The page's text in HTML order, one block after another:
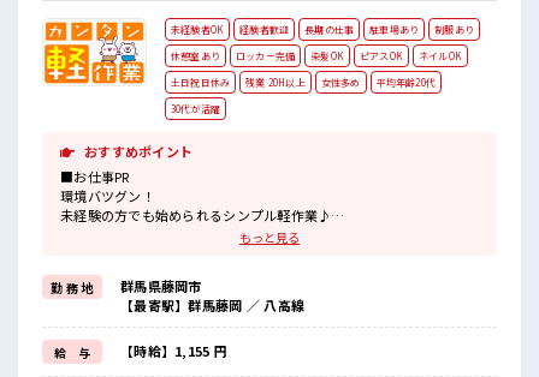
未経験者OK 経験者歓迎 長期の仕事 駐車場あり
制服あり
休憩室あり
ロッカー完備 染髪OK ピアスOK
ネイルOK
土日祝日休み
残業 20H以上 女性多め
平均年齢20代
30代が活躍
おすすめポイント
■お仕事PR
環境バツグン！
未経験の方でも始められるシンプル軽作業♪
空調完備・社員食堂完備で毎日カイテキ♪
制服ありもうれしいポイント★
朝9時からスタートなので朝はゆっくりできちゃう！
幅広い年代の男女が活躍中の職場です！
残業はありますがその分お給料に還元されますのでしっかり稼げま
すよ！
もっと見る
勤 務 地
群馬県藤岡市
【最寄駅】群馬藤岡 ／ 八高線
給 与 【時給】1,155 円